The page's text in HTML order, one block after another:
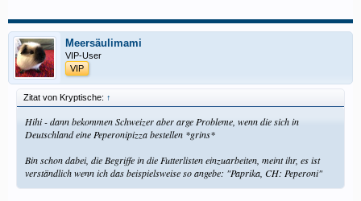
Meersäulimami
VIP-User
VIP
Zitat von Kryptische: ↑
Hihi - dann bekommen Schweizer aber arge Probleme, wenn die sich in
Deutschland eine Peperonipizza bestellen *grins*
Bin schon dabei, die Begriffe in die Futterlisten einzuarbeiten, meint ihr, es ist
verständlich wenn ich das beispielsweise so angebe: "Paprika, CH: Peperoni"